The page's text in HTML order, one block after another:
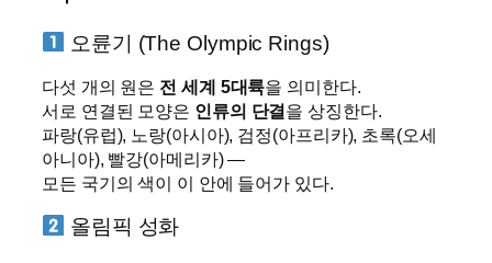
오륜기 (The Olympic Rings)
다섯 개의 원은 전 세계 5대륙을 의미한다.
서로 연결된 모양은 인류의 단결을 상징한다.
파랑(유럽), 노랑(아시아), 검정(아프리카), 초록(오세
아니아), 빨강(아메리카) —
모든 국기의 색이 이 안에 들어가 있다.
올림픽 성화